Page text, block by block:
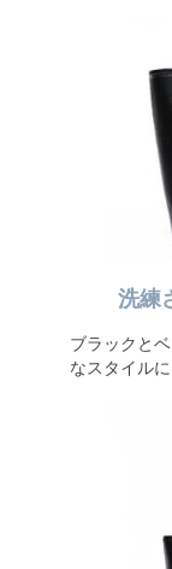
洗練
ブラックと
なスタイル